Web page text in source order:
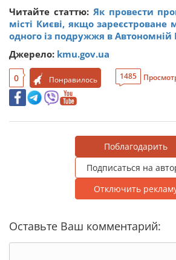
Читайте статтю: Як провести
місті Києві, якщо зареєстроване
одного із подружжя в Автономній
Джерело: kmu.gov.ua
0 Понравилось 1485
Поблагодарить
Подписаться на
Отключить
Оставьте Ваш комментарий: